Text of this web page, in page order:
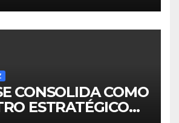
CONSOLIDA COMO
ESTRATÉGICO